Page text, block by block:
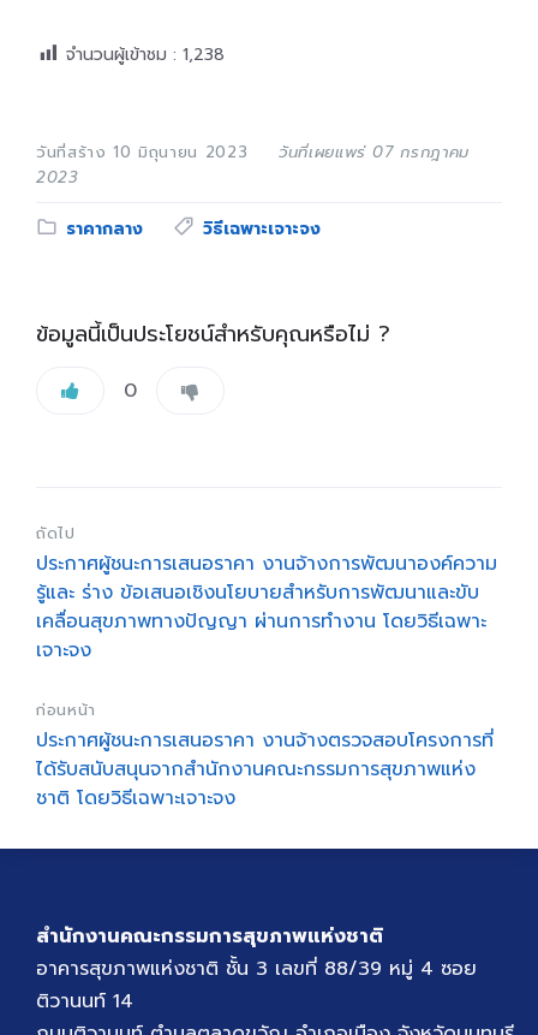
จำนวนผู้เข้าชม : 1,238
วันที่สร้าง 10 มิถุนายน 2023
วันที่เผยแพร่ 07 กรกฎาคม
2023
Category:
ราคากลาง Tags:
วิธีเฉพาะเจาะจง
ข้อมูลนี้เป็นประโยชน์สำหรับคุณหรือไม่ ?
0
ถัดไป
ประกาศผู้ชนะการเสนอราคา งานจ้างการพัฒนาองค์ความ
รู้และ ร่าง ข้อเสนอเชิงนโยบายสำหรับการพัฒนาและขับ
เคลื่อนสุขภาพทางปัญญา ผ่านการทำงาน โดยวิธีเฉพาะ
เจาะจง
ก่อนหน้า
ประกาศผู้ชนะการเสนอราคา งานจ้างตรวจสอบโครงการที่
ได้รับสนับสนุนจากสำนักงานคณะกรรมการสุขภาพแห่ง
ชาติ โดยวิธีเฉพาะเจาะจง
สำนักงานคณะกรรมการสุขภาพแห่งชาติ
อาคารสุขภาพแห่งชาติ ชั้น 3 เลขที่ 88/39 หมู่ 4 ซอย
ติวานนท์ 14